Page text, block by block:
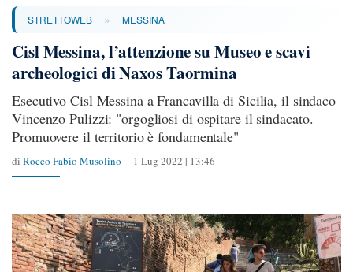
STRETTOWEB » MESSINA
Cisl Messina, l’attenzione su Museo e scavi
archeologici di Naxos Taormina
Esecutivo Cisl Messina a Francavilla di Sicilia, il sindaco
Vincenzo Pulizzi: "orgogliosi di ospitare il sindacato.
Promuovere il territorio è fondamentale"
di Rocco Fabio Musolino 1 Lug 2022 | 13:46